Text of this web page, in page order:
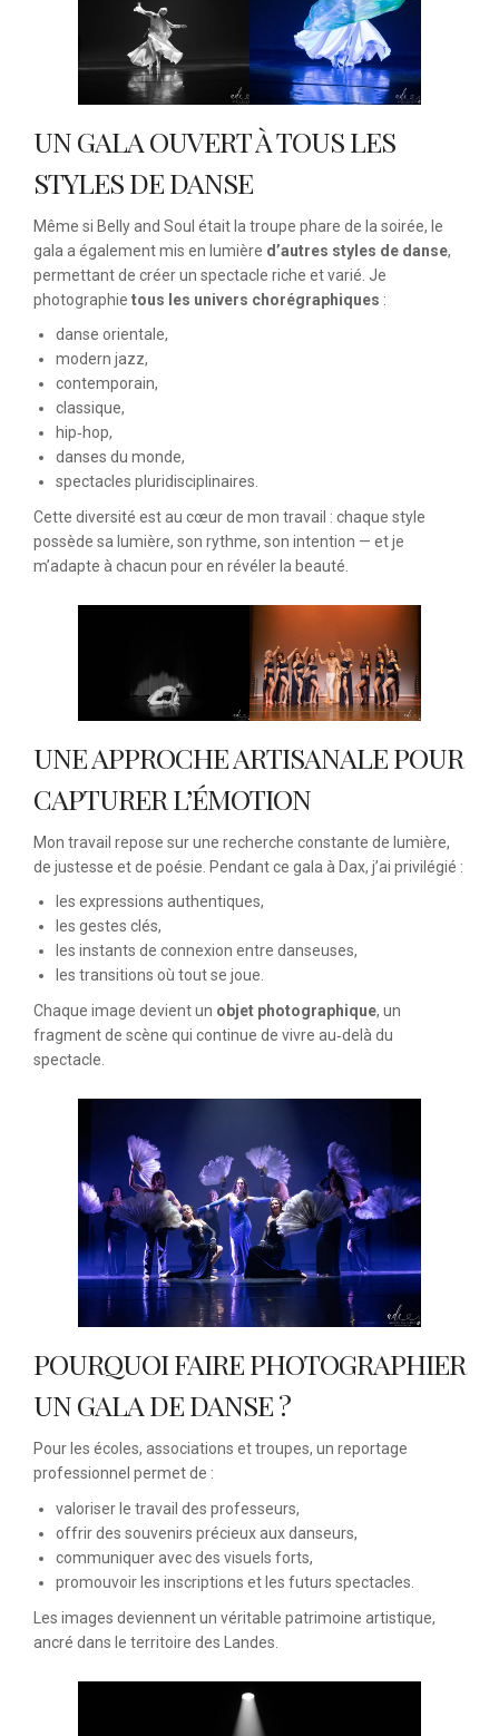
UN GALA OUVERT À TOUS LES
STYLES DE DANSE
Même si Belly and Soul était la troupe phare de la soirée, le
gala a également mis en lumière d’autres styles de danse,
permettant de créer un spectacle riche et varié. Je
photographie tous les univers chorégraphiques :
danse orientale,
modern jazz,
contemporain,
classique,
hip‑hop,
danses du monde,
spectacles pluridisciplinaires.
Cette diversité est au cœur de mon travail : chaque style
possède sa lumière, son rythme, son intention — et je
m’adapte à chacun pour en révéler la beauté.
UNE APPROCHE ARTISANALE POUR
CAPTURER L’ÉMOTION
Mon travail repose sur une recherche constante de lumière,
de justesse et de poésie. Pendant ce gala à Dax, j’ai privilégié :
les expressions authentiques,
les gestes clés,
les instants de connexion entre danseuses,
les transitions où tout se joue.
Chaque image devient un objet photographique, un
fragment de scène qui continue de vivre au‑delà du
spectacle.
POURQUOI FAIRE PHOTOGRAPHIER
UN GALA DE DANSE ?
Pour les écoles, associations et troupes, un reportage
professionnel permet de :
valoriser le travail des professeurs,
offrir des souvenirs précieux aux danseurs,
communiquer avec des visuels forts,
promouvoir les inscriptions et les futurs spectacles.
Les images deviennent un véritable patrimoine artistique,
ancré dans le territoire des Landes.